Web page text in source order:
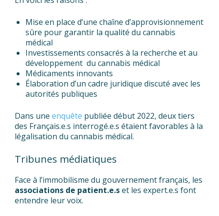
Mise en place d’une chaîne d’approvisionnement
sûre pour garantir la qualité du cannabis
médical
Investissements consacrés à la recherche et au
développement du cannabis médical
Médicaments innovants
Élaboration d’un cadre juridique discuté avec les
autorités publiques
Dans une enquête publiée début 2022, deux tiers
des Français.e.s interrogé.e.s étaient favorables à la
légalisation du cannabis médical.
Tribunes médiatiques
Face à l’immobilisme du gouvernement français, les
associations de patient.e.set les expert.e.s font
entendre leur voix.